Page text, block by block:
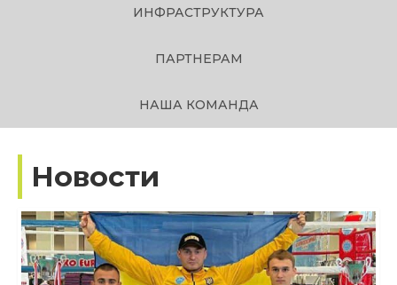
ИНФРАСТРУКТУРА
ПАРТНЕРАМ
НАША КОМАНДА
Новости